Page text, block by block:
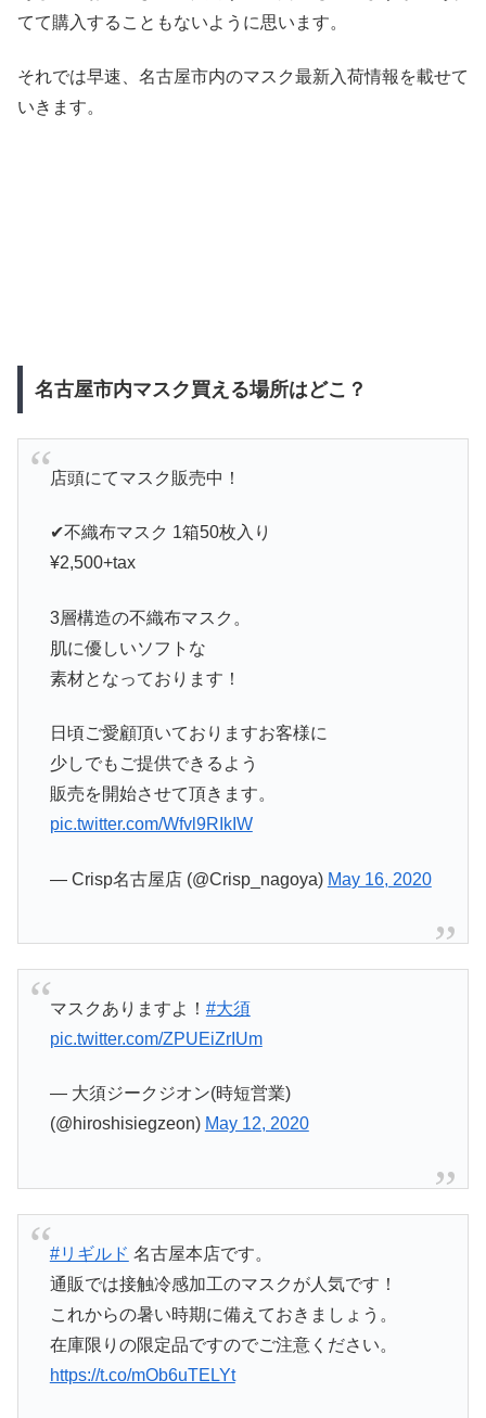
てて購入することもないように思います。
それでは早速、名古屋市内のマスク最新入荷情報を載せて
いきます。
名古屋市内マスク買える場所はどこ？
店頭にてマスク販売中！
✔︎不織布マスク 1箱50枚入り
¥2,500+tax
3層構造の不織布マスク。
肌に優しいソフトな
素材となっております！
日頃ご愛顧頂いておりますお客様に
少しでもご提供できるよう
販売を開始させて頂きます。
pic.twitter.com/Wfvl9RIkIW
— Crisp名古屋店 (@Crisp_nagoya) May 16, 2020
マスクありますよ！ #大須
pic.twitter.com/ZPUEiZrIUm
— 大須ジークジオン(時短営業)
(@hiroshisiegzeon) May 12, 2020
#リギルド 名古屋本店です。
通販では接触冷感加工のマスクが人気です！
これからの暑い時期に備えておきましょう。
在庫限りの限定品ですのでご注意ください。
https://t.co/mOb6uTELYt